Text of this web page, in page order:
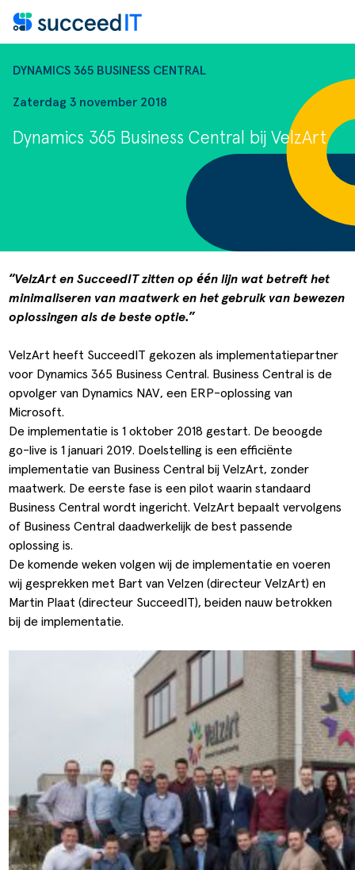
Wat is Microsoft Dynamics
Wat is Microsoft Dynamics
Apps voor Business Central
Factuurverwerking
Workflow
Voorraad management & optimalisatie
Documenten aanpassen
Trainingen
DYNAMICS 365 BUSINESS CENTRAL
Zaterdag 3 november 2018
Dynamics 365 Business Central bij VelzArt
“VelzArt en SucceedIT zitten op één lijn wat betreft het
minimaliseren van maatwerk en het gebruik van bewezen
oplossingen als de beste optie.”
VelzArt heeft SucceedIT gekozen als implementatiepartner
voor Dynamics 365 Business Central. Business Central is de
opvolger van Dynamics NAV, een ERP-oplossing van
Microsoft.
De implementatie is 1 oktober 2018 gestart. De beoogde
go-live is 1 januari 2019. Doelstelling is een efficiënte
implementatie van Business Central bij VelzArt, zonder
maatwerk. De eerste fase is een pilot waarin standaard
Business Central wordt ingericht. VelzArt bepaalt vervolgens
of Business Central daadwerkelijk de best passende
oplossing is.
De komende weken volgen wij de implementatie en voeren
wij gesprekken met Bart van Velzen (directeur VelzArt) en
Martin Plaat (directeur SucceedIT), beiden nauw betrokken
bij de implementatie.